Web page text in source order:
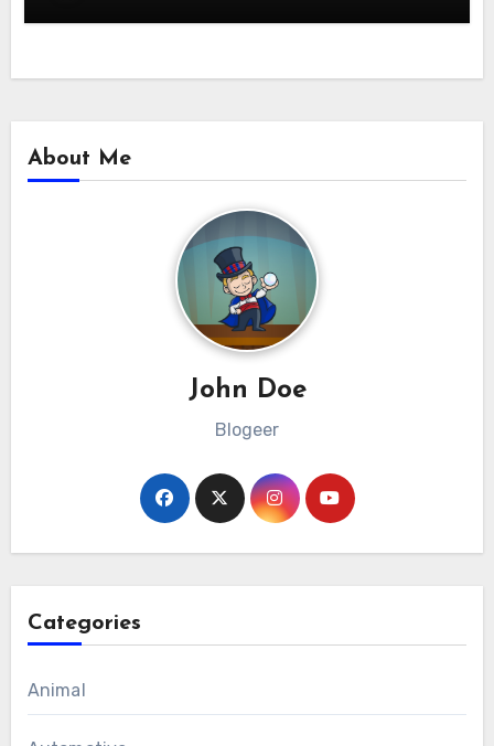
About Me
John Doe
Blogeer
Categories
Animal